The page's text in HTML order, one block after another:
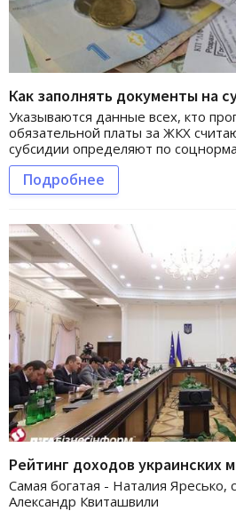
Как заполнять документы на
Указываются данные всех, кто
обязательной платы за ЖКХ
субсидии определяют по
Подробнее
Рейтинг доходов украинских
Самая богатая - Наталия
Александр Квиташвили